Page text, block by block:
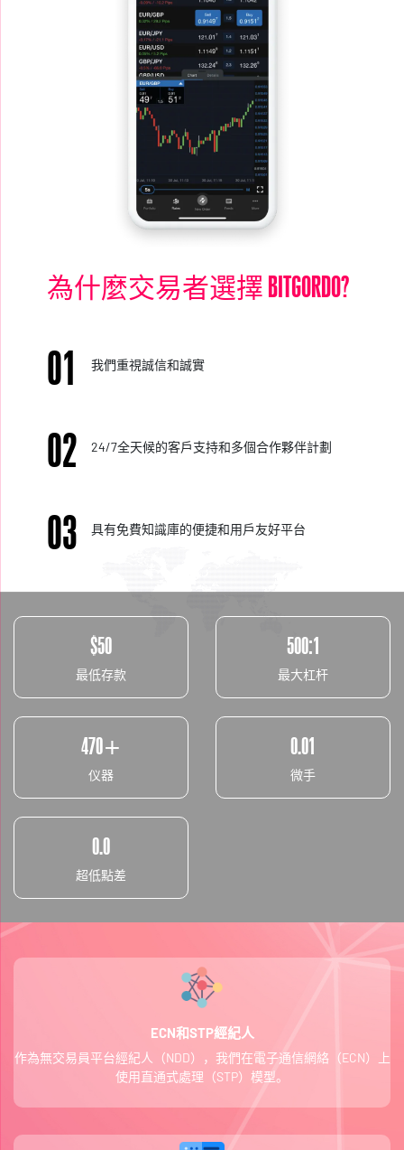
為什麼交易者選擇 BITGORDO?
01 我們重視誠信和誠實
02 24/7全天候的客戶支持和多個合作夥伴計劃
03 具有免費知識庫的便捷和用戶友好平台
$50
最低存款
500:1
最大杠杆
470+
仪器
0.01
微手
0.0
超低點差
ECN和STP經紀人
作為無交易員平台經紀人（NDD），我們在電子通信網絡（ECN）上
使用直通式處理（STP）模型。